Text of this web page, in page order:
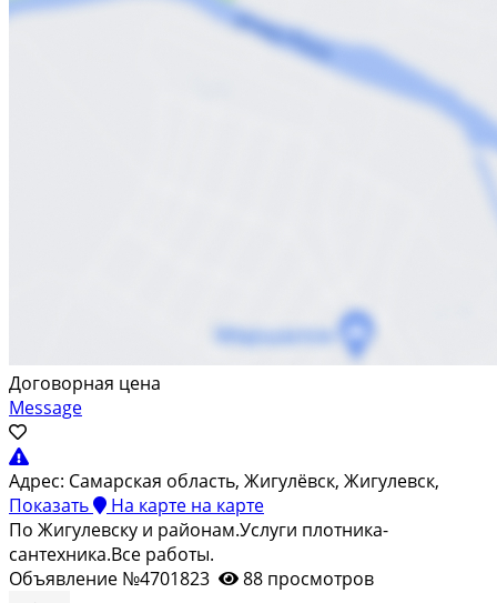
Договорная цена
Message
Адрес: Самарская область, Жигулёвск, Жигулевск,
Показать
На карте на карте
По Жигулевску и районам.Услуги плотника-
сантехника.Все работы.
Объявление №4701823
88 просмотров